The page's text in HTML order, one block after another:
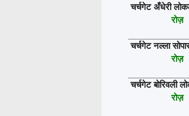
चर्चगेट अँधेरी
रोज़
चर्चगेट नल्ला
रोज़
चर्चगेट बोरिवली
रोज़